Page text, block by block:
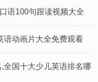
语100句跟读视频大全
语动画片大全免费观看
全国十大少儿英语排名哪